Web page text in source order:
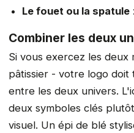
Le fouet ou la spatule
Combiner les deux
Si vous exercez les
pâtissier - votre logo
entre les deux univers.
deux symboles clés
visuel. Un épi de blé